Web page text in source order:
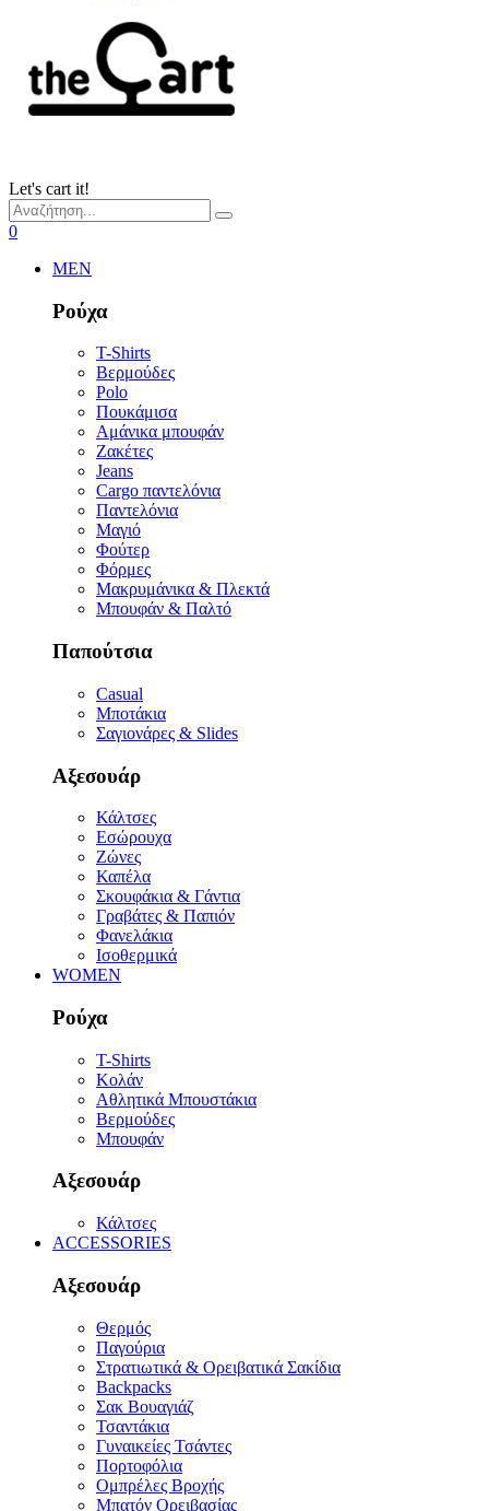
Let's cart it!
0
MEN
Ρούχα
T-Shirts
Βερμούδες
Polo
Πουκάμισα
Αμάνικα μπουφάν
Ζακέτες
Jeans
Cargo παντελόνια
Παντελόνια
Μαγιό
Φούτερ
Φόρμες
Μακρυμάνικα & Πλεκτά
Μπουφάν & Παλτό
Παπούτσια
Casual
Μποτάκια
Σαγιονάρες & Slides
Αξεσουάρ
Κάλτσες
Εσώρουχα
Ζώνες
Καπέλα
Σκουφάκια & Γάντια
Γραβάτες & Παπιόν
Φανελάκια
Ισοθερμικά
WOMEN
Ρούχα
T-Shirts
Κολάν
Αθλητικά Μπουστάκια
Βερμούδες
Μπουφάν
Αξεσουάρ
Κάλτσες
ACCESSORIES
Αξεσουάρ
Θερμός
Παγούρια
Στρατιωτικά & Ορειβατικά Σακίδια
Backpacks
Σακ Βουαγιάζ
Τσαντάκια
Γυναικείες Τσάντες
Πορτοφόλια
Ομπρέλες Βροχής
Μπατόν Ορειβασίας